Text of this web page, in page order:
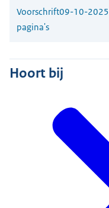
Voorschrift09-10-2025
pagina's
Hoort bij